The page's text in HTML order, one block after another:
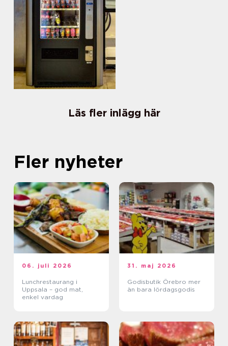
Läs fler inlägg här
Fler nyheter
06. juli 2026
Lunchrestaurang i
Uppsala – god mat,
enkel vardag
31. maj 2026
Godisbutik Örebro mer
än bara lördagsgodis